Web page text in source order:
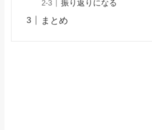
振り返りになる
まとめ